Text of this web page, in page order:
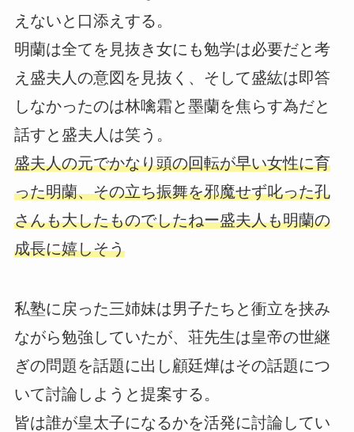
えないと口添えする。
明蘭は全てを見抜き女にも勉学は必要だと考
え盛夫人の意図を見抜く、そして盛紘は即答
しなかったのは林噙霜と墨蘭を焦らす為だと
話すと盛夫人は笑う。
盛夫人の元でかなり頭の回転が早い女性に育
った明蘭、その立ち振舞を邪魔せず叱った孔
さんも大したものでしたねー盛夫人も明蘭の
成長に嬉しそう
私塾に戻った三姉妹は男子たちと衝立を挟み
ながら勉強していたが、荘先生は皇帝の世継
ぎの問題を話題に出し顧廷燁はその話題につ
いて討論しようと提案する。
皆は誰が皇太子になるかを活発に討論してい